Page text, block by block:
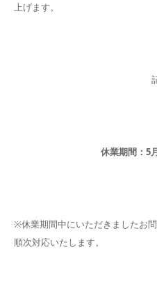
上げます。
休業期間：5
※休業期間中にいただきましたお
順次対応いたします。